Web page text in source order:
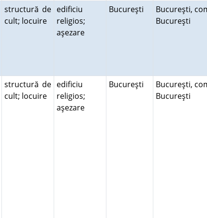
structură de
cult; locuire
edificiu
religios;
aşezare
Bucureşti
Bucureşti,
Bucureşti
structură de
cult; locuire
edificiu
religios;
aşezare
Bucureşti
Bucureşti,
Bucureşti